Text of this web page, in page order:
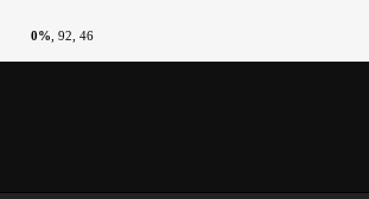
0% , 92, 46